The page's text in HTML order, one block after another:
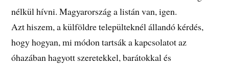
nélkül hívni. Magyarország a listán van, igen.
Azt hiszem, a külföldre települteknél állandó kérdés,
hogy hogyan, mi módon tartsák a kapcsolatot az
óhazában hagyott szeretekkel, barátokkal és